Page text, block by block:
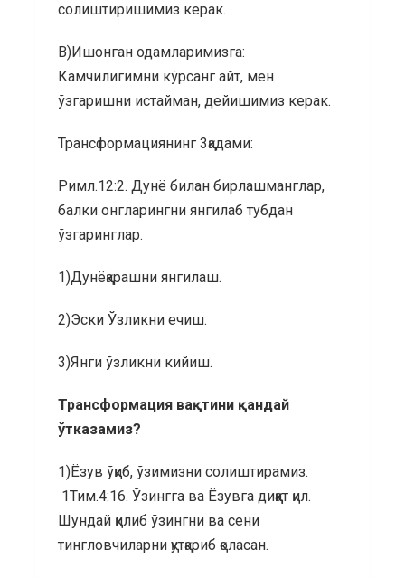
солиштиришимиз керак.
В)Ишонган одамларимизга:
Камчилигимни кўрсанг айт, мен
ўзгаришни истайман, дейишимиз керак.
Трансформациянинг 3қадами:
Римл.12:2. Дунё билан бирлашманглар,
балки онгларингни янгилаб тубдан
ўзгаринглар.
1)Дунёқарашни янгилаш.
2)Эски Ўзликни ечиш.
3)Янги ўзликни кийиш.
Трансформация вақтини қандай
ўтказамиз?
1)Ёзув ўқиб, ўзимизни солиштирамиз.
1Тим.4:16. Ўзингга ва Ёзувга диққат қил.
Шундай қилиб ўзингни ва сени
тингловчиларни қутқариб қоласан.